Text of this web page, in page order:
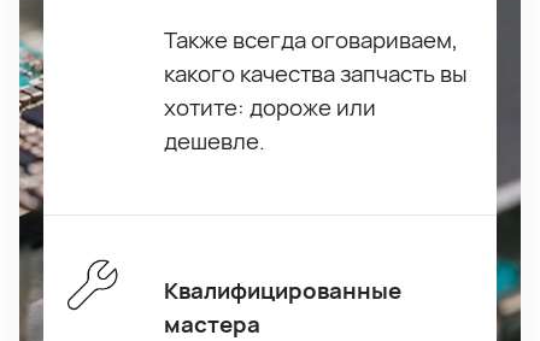
Также всегда оговариваем,
какого качества запчасть вы
хотите: дороже или
дешевле.
Квалифицированные
мастера